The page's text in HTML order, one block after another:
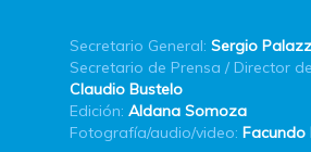
Secretario General: Sergio
Secretario de Prensa / Director
Claudio Bustelo
Edición: Aldana Somoza
Fotografía/audio/video: Facundo